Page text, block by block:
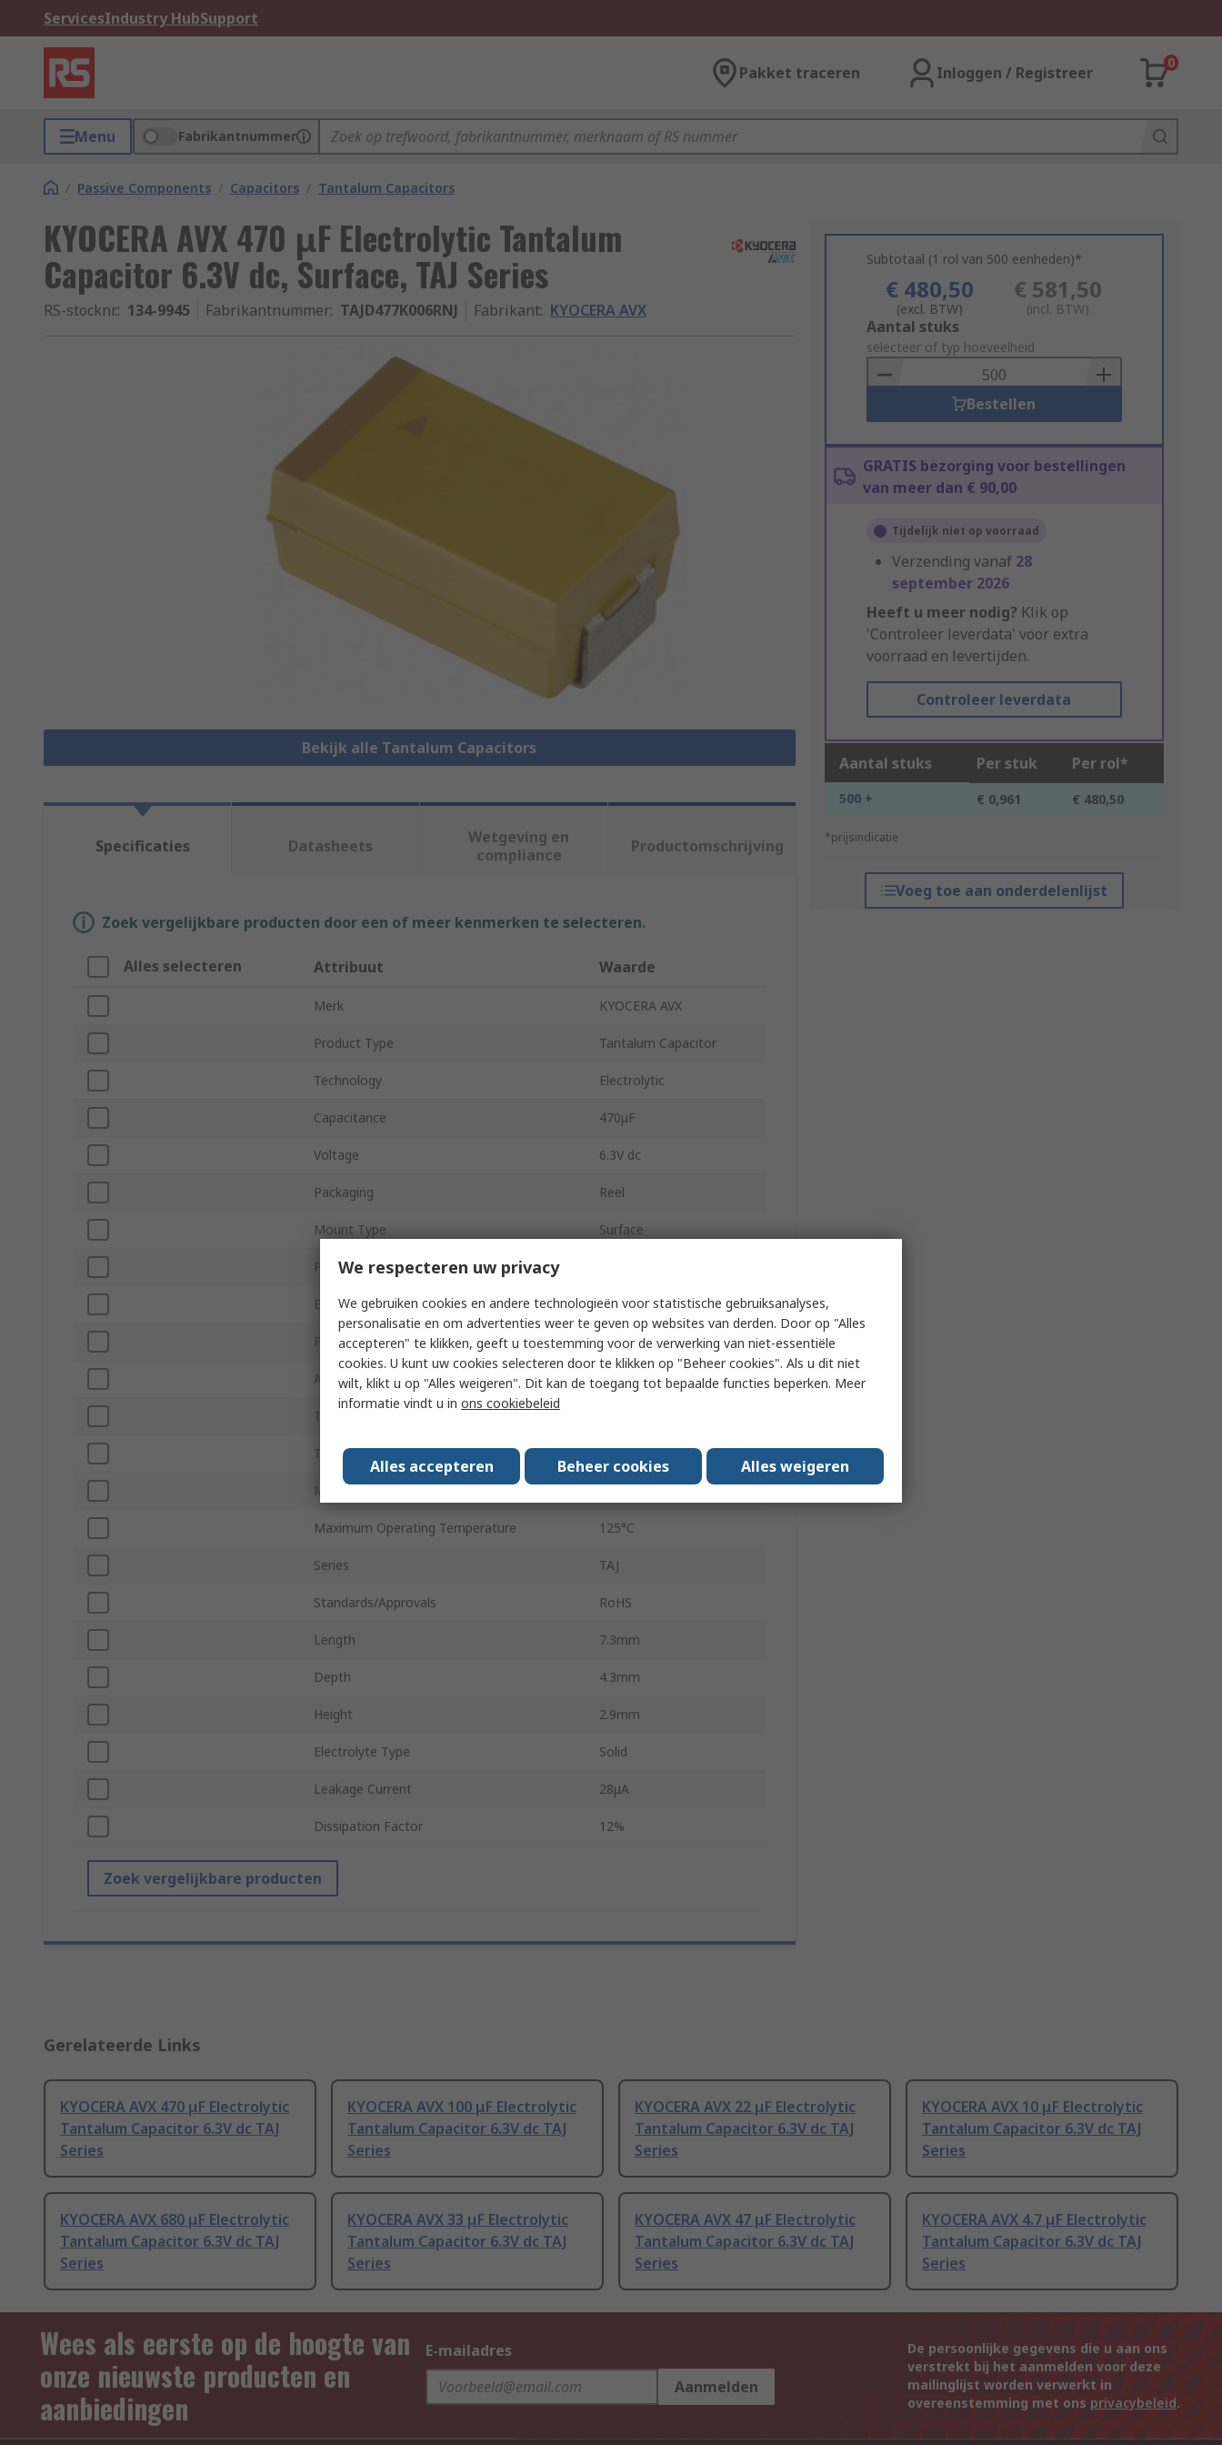
ServicesIndustry HubSupport
Pakket traceren Inloggen / Registreer
0
Menu Fabrikantnummer
/ Passive Components / Capacitors / Tantalum Capacitors
KYOCERA AVX 470 μF Electrolytic Tantalum
Capacitor 6.3V dc, Surface, TAJ Series
RS-stocknr.: 134-9945 Fabrikantnummer: TAJD477K006RNJ Fabrikant: KYOCERA AVX
Bekijk alle Tantalum Capacitors
Subtotaal (1 rol van 500 eenheden)*
€ 480,50
(excl. BTW)
€ 581,50
(incl. BTW)
Add
to
Basket
Aantal stuks
selecteer of typ hoeveelheid
Bestellen
GRATIS bezorging voor bestellingen
van meer dan € 90,00
Tijdelijk niet op voorraad
Verzending vanaf 28
september 2026
Heeft u meer nodig? Klik op
'Controleer leverdata' voor extra
voorraad en levertijden.
Controleer leverdata
Aantal stuks Per stuk Per rol*
500 + € 0,961 € 480,50
*prijsindicatie
Voeg toe aan onderdelenlijst
Specificaties Datasheets
Wetgeving en
compliance
Productomschrijving
Zoek vergelijkbare producten door een of meer kenmerken te selecteren.
Alles selecteren Attribuut Waarde
Merk KYOCERA AVX
Product Type Tantalum Capacitor
Technology Electrolytic
Capacitance 470μF
Voltage 6.3V dc
Packaging Reel
Mount Type Surface
Package/Case
Equivalent Series Resistance ESR 0.4Ω
Polarity Polar
Automotive Standard AEC-Q200
Tolerance ±
Terminal Type Surface Mount
Minimum Operating Temperature
Maximum Operating Temperature 125°C
Series TAJ
Standards/Approvals RoHS
Length 7.3mm
Depth 4.3mm
Height 2.9mm
Electrolyte Type Solid
Leakage Current 28μA
Dissipation Factor 12%
Zoek vergelijkbare producten
Gerelateerde Links
KYOCERA AVX 470 μF Electrolytic
Tantalum Capacitor 6.3V dc TAJ
Series
KYOCERA AVX 100 μF Electrolytic
Tantalum Capacitor 6.3V dc TAJ
Series
KYOCERA AVX 22 μF Electrolytic
Tantalum Capacitor 6.3V dc TAJ
Series
KYOCERA AVX 10 μF Electrolytic
Tantalum Capacitor 6.3V dc TAJ
Series
KYOCERA AVX 680 μF Electrolytic
Tantalum Capacitor 6.3V dc TAJ
Series
KYOCERA AVX 33 μF Electrolytic
Tantalum Capacitor 6.3V dc TAJ
Series
KYOCERA AVX 47 μF Electrolytic
Tantalum Capacitor 6.3V dc TAJ
Series
KYOCERA AVX 4.7 μF Electrolytic
Tantalum Capacitor 6.3V dc TAJ
Series
Wees als eerste op de hoogte van
onze nieuwste producten en
aanbiedingen
E-mailadres
Aanmelden
De persoonlijke gegevens die u aan ons
verstrekt bij het aanmelden voor deze
mailinglijst worden verwerkt in
overeenstemming met ons privacybeleid.
We respecteren uw privacy
We gebruiken cookies en andere technologieën voor statistische gebruiksanalyses,
personalisatie en om advertenties weer te geven op websites van derden. Door op "Alles
accepteren" te klikken, geeft u toestemming voor de verwerking van niet-essentiële
cookies. U kunt uw cookies selecteren door te klikken op "Beheer cookies". Als u dit niet
wilt, klikt u op "Alles weigeren". Dit kan de toegang tot bepaalde functies beperken. Meer
informatie vindt u in ons cookiebeleid
Alles accepteren Beheer cookies Alles weigeren